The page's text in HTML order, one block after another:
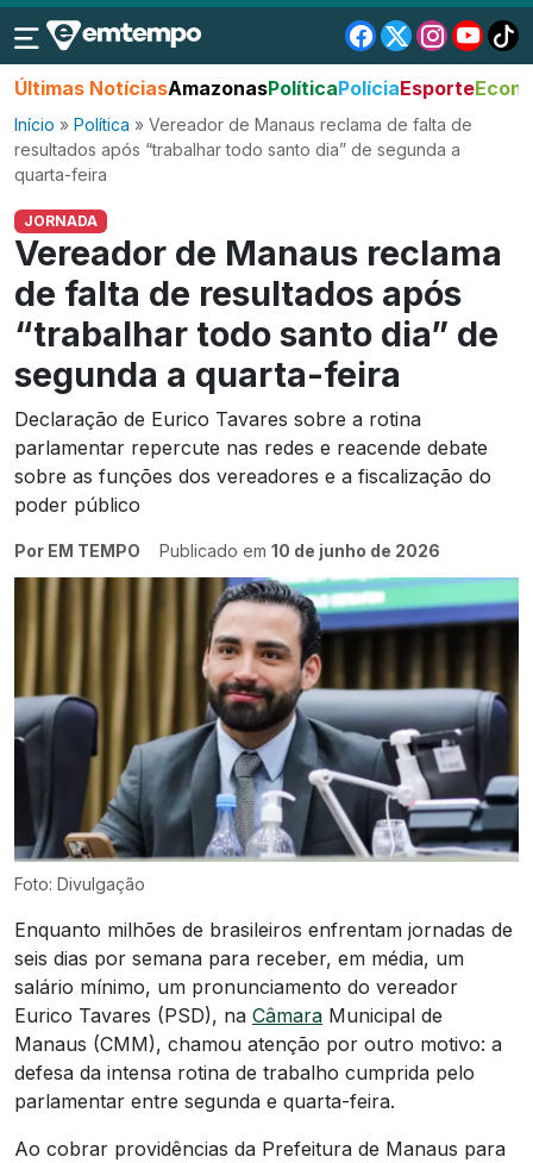
Últimas NotíciasAmazonasPolíticaPolíciaEsporte
Início » Política » Vereador de Manaus reclama de falta de
resultados após “trabalhar todo santo dia” de segunda a
quarta-feira
JORNADA
Vereador de Manaus reclama
de falta de resultados após
“trabalhar todo santo dia” de
segunda a quarta-feira
Declaração de Eurico Tavares sobre a rotina
parlamentar repercute nas redes e reacende debate
sobre as funções dos vereadores e a fiscalização do
poder público
Por EM TEMPO Publicado em 10 de junho de 2026
Foto: Divulgação
Enquanto milhões de brasileiros enfrentam jornadas de
seis dias por semana para receber, em média, um
salário mínimo, um pronunciamento do vereador
Eurico Tavares (PSD), na Câmara Municipal de
Manaus (CMM), chamou atenção por outro motivo: a
defesa da intensa rotina de trabalho cumprida pelo
parlamentar entre segunda e quarta-feira.
Ao cobrar providências da Prefeitura de Manaus para